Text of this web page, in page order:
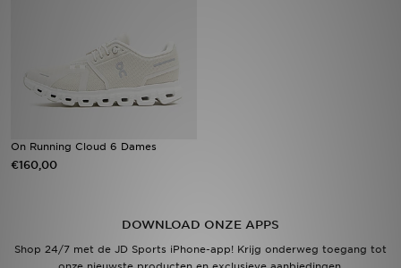
On Running Cloud 6 Dames
€160,00
DOWNLOAD ONZE APPS
Shop 24/7 met de JD Sports iPhone-app! Krijg onderweg toegang tot
Collecties
Sports
Vind een winkel